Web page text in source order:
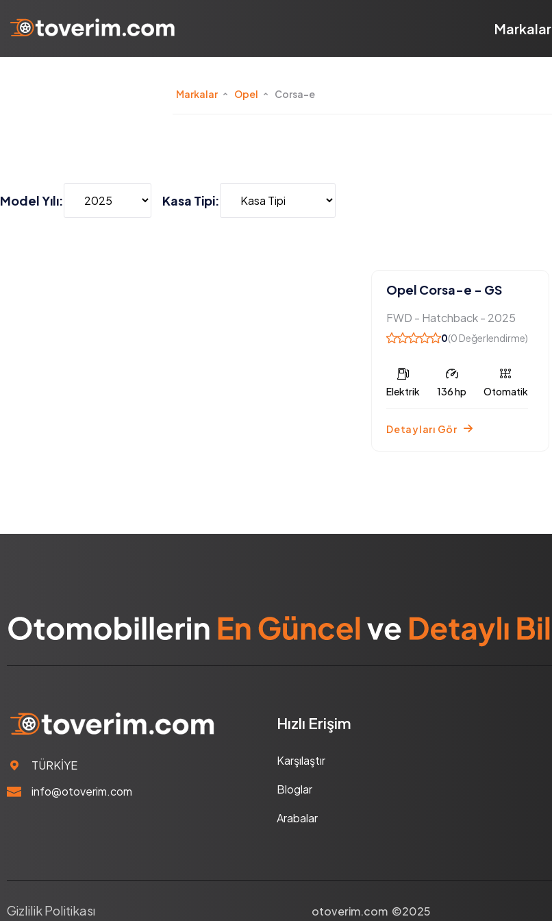
Markalar
Markalar Opel Corsa-e
Model Yılı: Kasa Tipi:
Opel Corsa-e - GS
FWD - Hatchback - 2025
0(0 Değerlendirme)
Elektrik 136 hp Otomatik
Detayları Gör
TÜRKİYE
info@otoverim.com
Hızlı Erişim
Karşılaştır
Bloglar
Arabalar
Gizlilik Politikası otoverim.com ©2025